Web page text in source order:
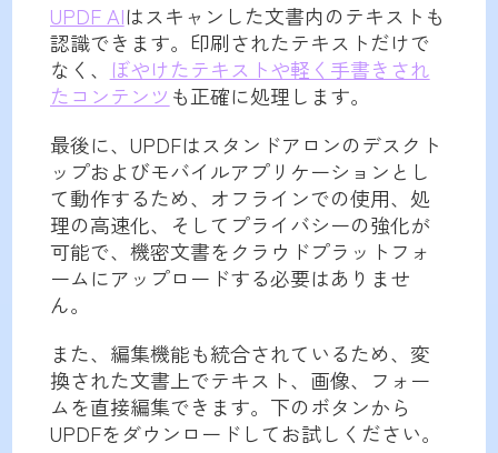
UPDF AIはスキャンした文書内のテキストも
認識できます。印刷されたテキストだけで
なく、 ぼやけたテキストや軽く手書きされ
たコンテンツ も正確に処理します。
最後に、UPDFはスタンドアロンのデスクト
ップおよびモバイルアプリケーションとし
て動作するため、オフラインでの使用、処
理の高速化、そしてプライバシーの強化が
可能で、機密文書をクラウドプラットフォ
ームにアップロードする必要はありませ
ん。
また、編集機能も統合されているため、変
換された文書上でテキスト、画像、フォー
ムを直接編集できます。下のボタンから
UPDFをダウンロードしてお試しください。